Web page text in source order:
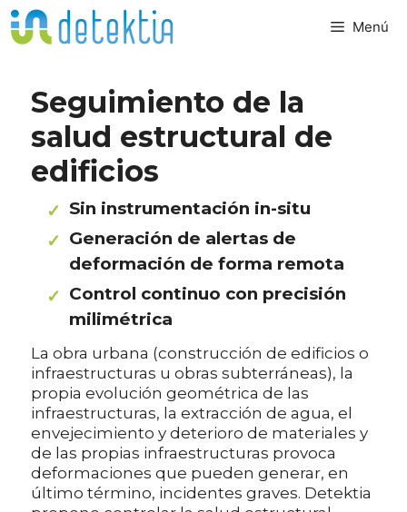
Saltar
al
Menú
Seguimiento de la
salud estructural de
edificios
Sin instrumentación in-situ
Generación de alertas de
deformación de forma remota
Control continuo con precisión
milimétrica
La obra urbana (construcción de edificios o
infraestructuras u obras subterráneas), la
propia evolución geométrica de las
infraestructuras, la extracción de agua, el
envejecimiento y deterioro de materiales y
de las propias infraestructuras provoca
deformaciones que pueden generar, en
último término, incidentes graves. Detektia